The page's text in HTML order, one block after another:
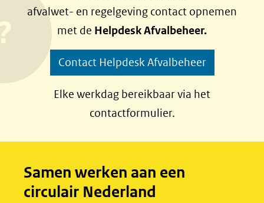
n
o
p
F
b
o
k
n
o
p
L
e
I
n
afvalwet- en regelgeving contact opnemen
met de Helpdesk Afvalbeheer.
Contact Helpdesk Afvalbeheer
Elke werkdag bereikbaar via het
contactformulier.
Samen werken aan een
circulair Nederland